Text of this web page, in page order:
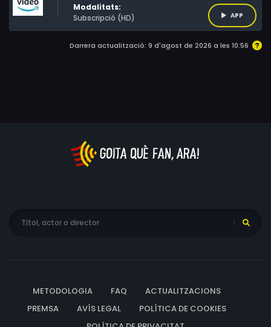
Aquesta és la història de com un grup icònic va
implosionar en el seu millor moment.
Modalitats:
Subscripció (HD)
APP
Darrera actualització: 9 d'agost de 2026 a les 10:56
METODOLOGIA FAQ
ACTUALITZACIONS
PREMSA
AVÍS LEGAL
POLÍTICA DE COOKIES